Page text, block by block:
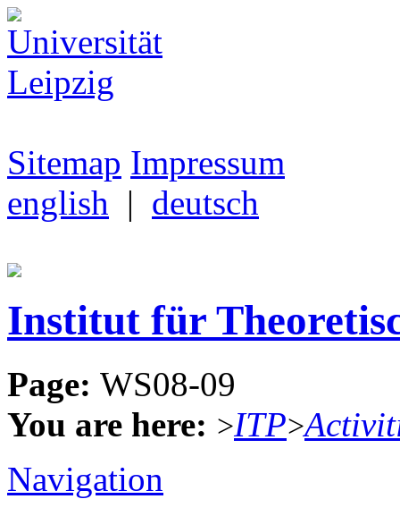
Sitemap Impressum
english | deutsch
Institut für
Page: WS08-09
You are here: >ITP>
Navigation